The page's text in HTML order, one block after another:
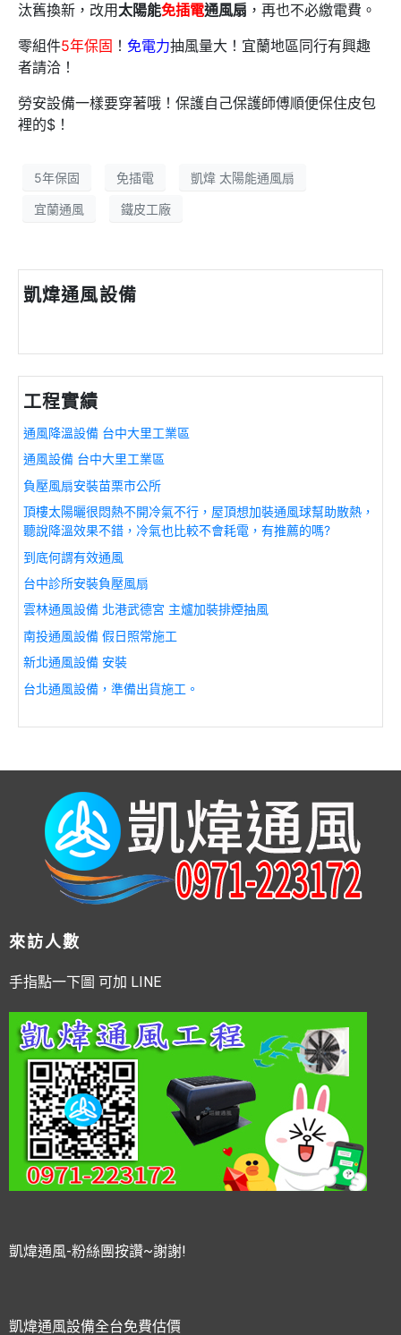
汰舊換新，改用 太陽能免插電通風扇 ，再也不必繳電費。
零組件5年保固 ！ 免電力抽風量大！宜蘭地區同行有興趣
者請洽！
勞安設備一樣要穿著哦！保護自己保護師傅順便保住皮包
裡的$！
5年保固 免插電 凱煒 太陽能通風扇
宜蘭通風 鐵皮工廠
凱煒通風設備
工程實績
通風降溫設備 台中大里工業區
通風設備 台中大里工業區
負壓風扇安裝苗栗市公所
頂樓太陽曬很悶熱不開冷氣不行，屋頂想加裝通風球幫助散熱，
聽說降溫效果不錯，冷氣也比較不會耗電，有推薦的嗎?
到底何謂有效通風
台中診所安裝負壓風扇
雲林通風設備 北港武德宮 主爐加裝排煙抽風
南投通風設備 假日照常施工
新北通風設備 安裝
台北通風設備，準備出貨施工。
來訪人數
手指點一下圖 可加 LINE
凱煒通風-粉絲團按讚~謝謝!
凱煒通風設備全台免費估價